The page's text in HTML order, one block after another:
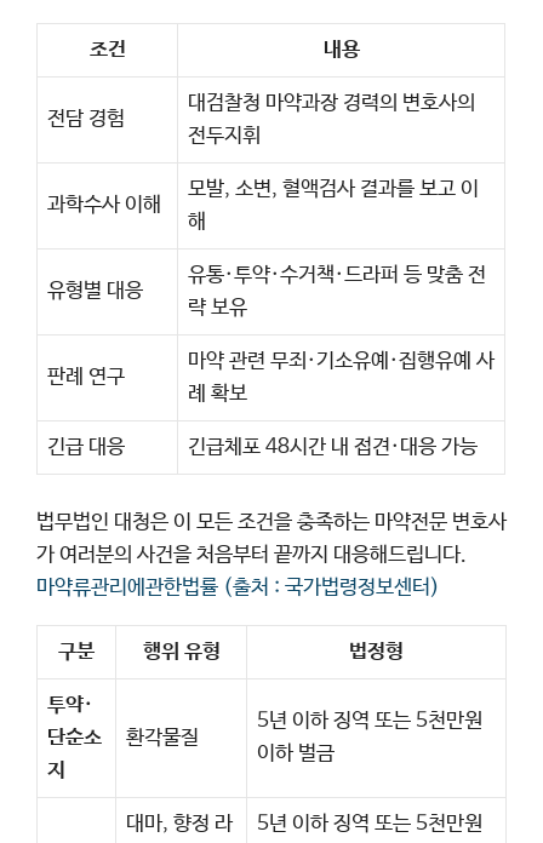
조건 내용
전담 경험
대검찰청 마약과장 경력의 변호사의
전두지휘
과학수사 이해
모발, 소변, 혈액검사 결과를 보고 이
해
유형별 대응
유통·투약·수거책·드라퍼 등 맞춤 전
략 보유
판례 연구
마약 관련 무죄·기소유예·집행유예 사
례 확보
긴급 대응 긴급체포 48시간 내 접견·대응 가능
법무법인 대청은 이 모든 조건을 충족하는 마약전문 변호사
가 여러분의 사건을 처음부터 끝까지 대응해드립니다.
마약류관리에관한법률 (출처 : 국가법령정보센터)
구분 행위 유형 법정형
투약·
단순소
지
환각물질
5년 이하 징역 또는 5천만원
이하 벌금
대마, 향정 라 5년 이하 징역 또는 5천만원